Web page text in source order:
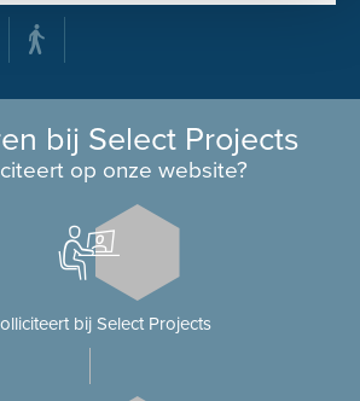
bij Select Projects
op onze website?
bij Select Projects